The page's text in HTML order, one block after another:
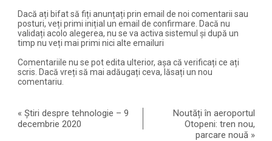
Dacă ați bifat să fiți anunțați prin email de noi comentarii sau
posturi, veți primi inițial un email de confirmare. Dacă nu
validați acolo alegerea, nu se va activa sistemul și după un
timp nu veți mai primi nici alte emailuri
Comentariile nu se pot edita ulterior, așa că verificați ce ați
scris. Dacă vreți să mai adăugați ceva, lăsați un nou
comentariu.
«Știri despre tehnologie – 9
decembrie 2020
Noutăți în aeroportul
Otopeni: tren nou,
parcare nouă »